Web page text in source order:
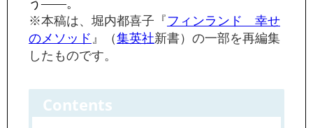
※本稿は、堀内都喜子『フィンランド 幸せ
のメソッド 』（集英社新書）の一部を再編集
したものです。
Contents